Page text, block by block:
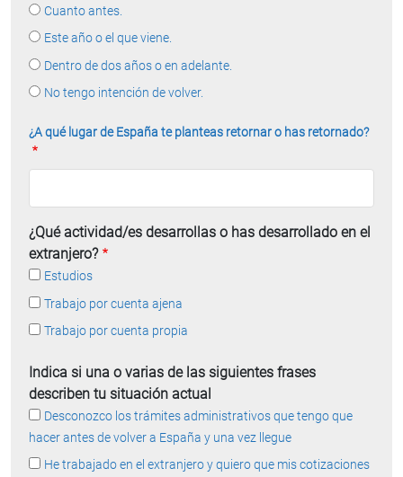
Cuanto antes.
Este año o el que viene.
Dentro de dos años o en adelante.
No tengo intención de volver.
¿A qué lugar de España te planteas retornar o has retornado?
¿Qué actividad/es desarrollas o has desarrollado en el
extranjero?
Estudios
Trabajo por cuenta ajena
Trabajo por cuenta propia
Indica si una o varias de las siguientes frases
describen tu situación actual
Desconozco los trámites administrativos que tengo que
hacer antes de volver a España y una vez llegue
He trabajado en el extranjero y quiero que mis cotizaciones